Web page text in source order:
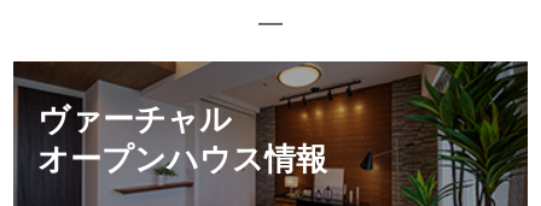
ヴァーチャル
オープンハウス情報